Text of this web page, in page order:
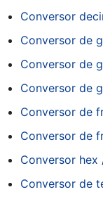
Conversor
Conversor de
Conversor de
Conversor de
Conversor de
Conversor de
Conversor
Conversor de